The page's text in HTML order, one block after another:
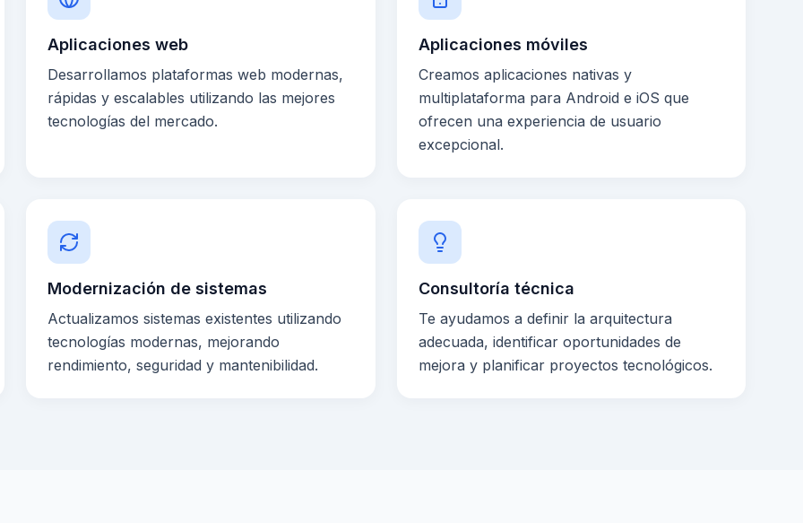
Aplicaciones web
Desarrollamos plataformas web modernas,
rápidas y escalables utilizando las mejores
tecnologías del mercado.
Aplicaciones móviles
Creamos aplicaciones nativas y
multiplataforma para Android e iOS que
ofrecen una experiencia de usuario
excepcional.
Modernización de sistemas
Actualizamos sistemas existentes utilizando
tecnologías modernas, mejorando
rendimiento, seguridad y mantenibilidad.
Consultoría técnica
Te ayudamos a definir la arquitectura
adecuada, identificar oportunidades de
mejora y planificar proyectos tecnológicos.